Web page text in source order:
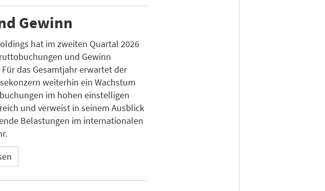
Gewinn
hat im zweiten Quartal 2026
und Gewinn
das Gesamtjahr erwartet der
weiterhin ein Wachstum
im hohen einstelligen
und verweist in seinem Ausblick
Belastungen im internationalen